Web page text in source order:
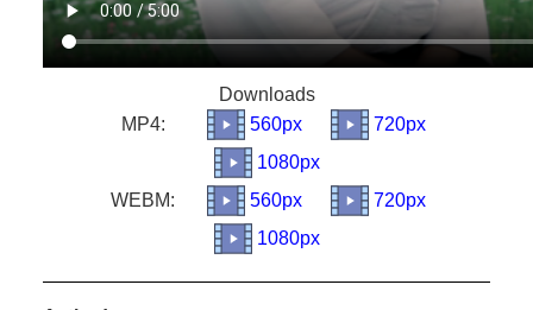
Downloads
MP4:
560px
720px
1080px
WEBM:
560px
720px
1080px